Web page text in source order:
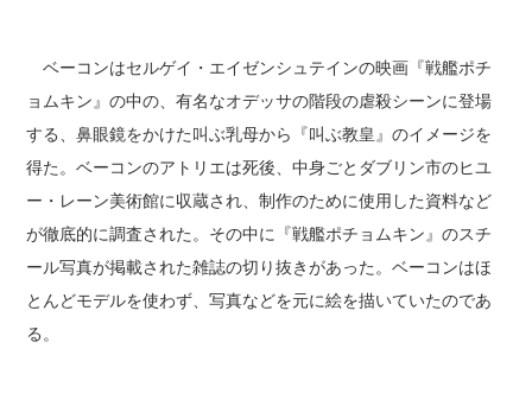
ベーコンはセルゲイ・エイゼンシュテインの映画『戦艦ポチ
ョムキン』の中の、有名なオデッサの階段の虐殺シーンに登場
する、鼻眼鏡をかけた叫ぶ乳母から『叫ぶ教皇』のイメージを
得た。ベーコンのアトリエは死後、中身ごとダブリン市のヒユ
ー・レーン美術館に収蔵され、制作のために使用した資料など
が徹底的に調査された。その中に『戦艦ポチョムキン』のスチ
ール写真が掲載された雑誌の切り抜きがあった。ベーコンはほ
とんどモデルを使わず、写真などを元に絵を描いていたのであ
る。